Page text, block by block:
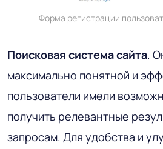
Форма регистрации
Поисковая система сайта.
максимально понятной и
пользователи имели
получить релевантные
запросам. Для удобства и